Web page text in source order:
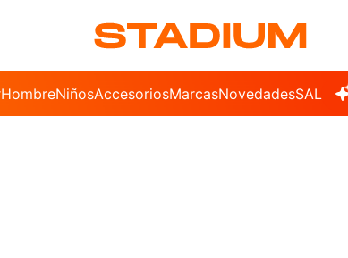
HombreNiñosAccesoriosMarcasNovedadesSALE